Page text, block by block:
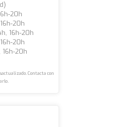
20h
20h
16h-20h
20h
16h-20h
Contacta con